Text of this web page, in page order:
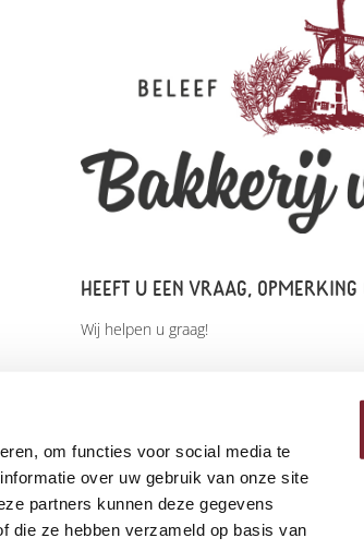
om functies voor social media te
over uw gebruik van onze site
partners kunnen deze gegevens
die ze hebben verzameld op basis van
HEEFT U EEN VRAAG,
Wij helpen u graag!
T 0174-521443
info@bakkerijvdberg.nl